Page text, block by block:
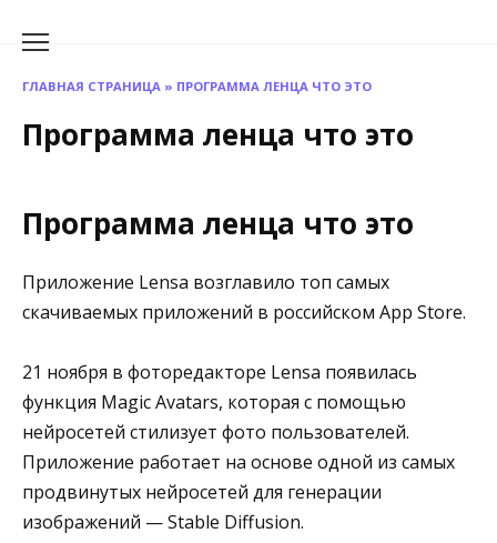
ГЛАВНАЯ СТРАНИЦА » ПРОГРАММА ЛЕНЦА ЧТО ЭТО
Программа ленца что это
Программа ленца что это
Приложение Lensa возглавило топ самых
скачиваемых приложений в российском App Store.
21 ноября в фоторедакторе Lensa появилась
функция Magic Avatars, которая с помощью
нейросетей стилизует фото пользователей.
Приложение работает на основе одной из самых
продвинутых нейросетей для генерации
изображений — Stable Diffusion.